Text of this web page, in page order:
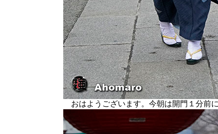
おはようございます。今朝は開門１分前